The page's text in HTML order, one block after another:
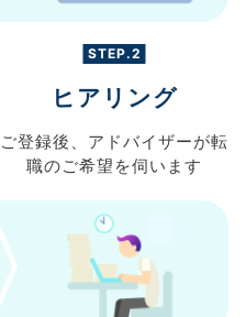
STEP.2
ヒアリング
ご登録後、 アドバイザーが転
職のご希望を伺います